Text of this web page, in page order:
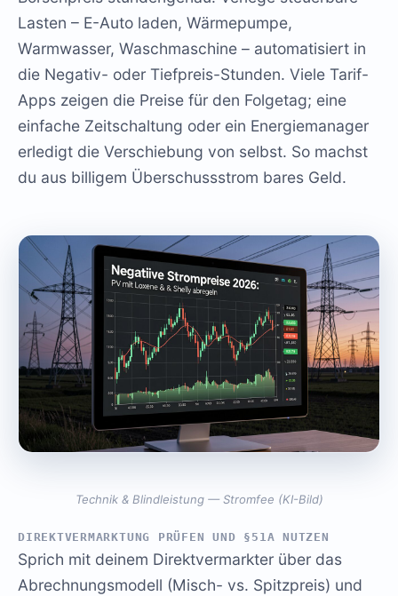
Lasten – E-Auto laden, Wärmepumpe,
Warmwasser, Waschmaschine – automatisiert in
die Negativ- oder Tiefpreis-Stunden. Viele Tarif-
Apps zeigen die Preise für den Folgetag; eine
einfache Zeitschaltung oder ein Energiemanager
erledigt die Verschiebung von selbst. So machst
du aus billigem Überschussstrom bares Geld.
Technik & Blindleistung — Stromfee (KI-Bild)
DIREKTVERMARKTUNG PRÜFEN UND §51A NUTZEN
Sprich mit deinem Direktvermarkter über das
Abrechnungsmodell (Misch- vs. Spitzpreis) und